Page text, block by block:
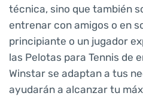
técnica, sino que también
entrenar con amigos o en
principiante o un jugador
las Pelotas para Tennis de
Winstar se adaptan a tus
ayudarán a alcanzar tu